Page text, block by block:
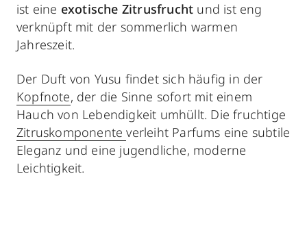
ist eine exotische Zitrusfrucht und ist eng
verknüpft mit der sommerlich warmen
Jahreszeit.
Der Duft von Yusu findet sich häufig in der
Kopfnote, der die Sinne sofort mit einem
Hauch von Lebendigkeit umhüllt. Die fruchtige
Zitruskomponenteverleiht Parfums eine subtile
Eleganz und eine jugendliche, moderne
Leichtigkeit.